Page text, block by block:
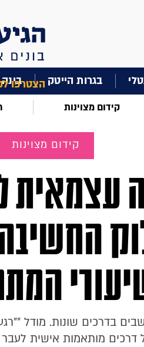
הצטרפו בגרות הייטק
קידום מצוינות
קידום מצוינות
עצמאית
בדרכים שונות. מודל
דרכים מותאמות אישית